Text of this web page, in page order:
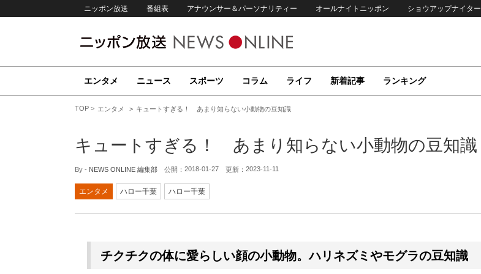
ニッポン放送 番組表 アナウンサー＆パーソナリティー オールナイトニッポン ショウアップナイター
エンタメ ニュース スポーツ コラム ライフ 新着記事 ランキング
TOP エンタメ キュートすぎる！ あまり知らない小動物の豆知識
キュートすぎる！ あまり知らない小動物の豆知識
By - NEWS ONLINE 編集部 公開： 2018-01-27 更新： 2023-11-11
エンタメ ハロー千葉 ハロー千葉
チクチクの体に愛らしい顔の小動物。ハリネズミやモグラの豆知識